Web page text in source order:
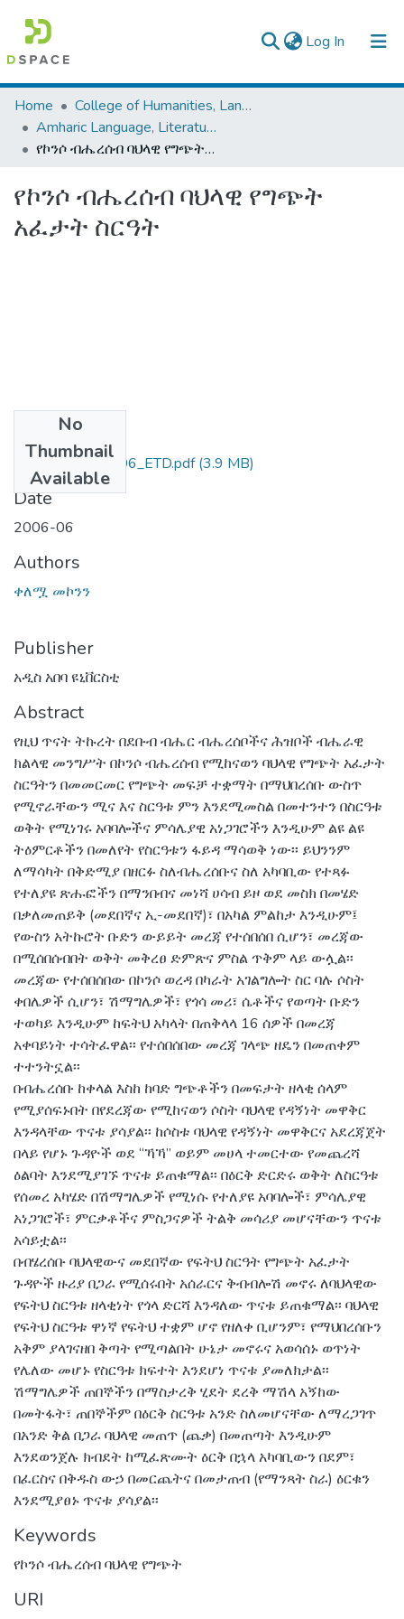
Log In (current)
Colleges, Institutes & Collections
Browse AAU-ETD
Home
College of Humanities, Language Studies, Journalism & Communication
Amharic Language, Literature and Folklore
የኮንሶ ብሔረሰብ ባህላዊ የግጭት አፈታት ስርዓት
የኮንሶ ብሔረሰብ ባህላዊ የግጭት
አፈታት ስርዓት
No
Thumbnail
Available
ቀለሟ_መኮንን_2006_ETD.pdf(3.9 MB)
Date
2006-06
Authors
ቀለሟ መኮንን
Publisher
አዲስ አበባ ዩኒቨርስቲ
Abstract
የዚህ ጥናት ትኩረት በደቡብ ብሔር ብሔረሰቦችና ሕዝቦች ብሔራዊ
ክልላዊ መንግሥት በኮንሶ ብሔረሰብ የሚከናወን ባህላዊ የግጭት አፈታት
ስርዓትን በመመርመር የግጭት መፍቻ ተቋማት በማህበረሰቡ ውስጥ
የሚኖራቸውን ሚና እና ስርዓቱ ምን እንደሚመስል በመተንተን በስርዓቱ
ወቅት የሚነገሩ አባባሎችና ምሳሌያዊ አነጋገሮችን እንዲሁም ልዩ ልዩ
ትዕምርቶችን በመለየት የስርዓቱን ፋይዳ ማሳወቅ ነው፡፡ ይህንንም
ለማሳካት በቅድሚያ በዘርፉ ስለብሔረሰቡና ስለ አካባቢው የተጻፉ
የተለያዩ ጽሑፎችን በማንበብና መነሻ ሀሳብ ይዞ ወደ መስክ በመሄድ
በቃለመጠይቅ (መደበኛና ኢ-መደበኛ)፣ በአካል ምልከታ እንዲሁም፤
የውስን አትኩሮት ቡድን ውይይት መረጃ የተሰበሰበ ሲሆን፣ መረጃው
በሚሰበሰብበት ወቅት መቅረፀ ድምጽና ምስል ጥቅም ላይ ውሏል፡፡
መረጃው የተሰበሰበው በኮንሶ ወረዳ በካራት አገልግሎት ስር ባሉ ሶስት
ቀበሌዎች ሲሆን፣ ሽማግሌዎች፣ የጎሳ መሪ፣ ሴቶችና የወጣት ቡድን
ተወካይ እንዲሁም ከፍትህ አካላት በጠቅላላ 16 ሰዎች በመረጃ
አቀባይነት ተሳትፈዋል፡፡ የተሰበሰበው መረጃ ገላጭ ዘዴን በመጠቀም
ተተንትኗል፡፡
በብሔረሰቡ ከቀላል እስከ ከባድ ግጭቶችን በመፍታት ዘላቂ ሰላም
የሚያሰፍኑበት በየደረጃው የሚከናወን ሶስት ባህላዊ የዳኝነት መዋቅር
እንዳላቸው ጥናቱ ያሳያል፡፡ ከሶስቱ ባህላዊ የዳኝነት መዋቅርና አደረጃጀት
በላይ የሆኑ ጉዳዮች ወደ “ኻኻ” ወይም መሀላ ተመርተው የመጨረሻ
ዕልባት እንደሚያገኙ ጥናቱ ይጠቁማል፡፡ በዕርቅ ድርድሩ ወቅት ለስርዓቱ
የሰመረ አካሄድ በሽማግሌዎች የሚነሱ የተለያዩ አባባሎች፣ ምሳሌያዊ
አነጋገሮች፣ ምርቃቶችና ምስጋናዎች ትልቅ መሳሪያ መሆናቸውን ጥናቱ
አሳይቷል፡፡
በብሄረሰቡ ባህላዊውና መደበኛው የፍትህ ስርዓት የግጭት አፈታት
ጉዳዮች ዙሪያ በጋራ የሚሰሩበት አሰራርና ቅብብሎሽ መኖሩ ለባህላዊው
የፍትህ ስርዓቱ ዘላቂነት የጎላ ድርሻ እንዳለው ጥናቱ ይጠቁማል፡፡ ባህላዊ
የፍትህ ስርዓቱ ዋነኛ የፍትህ ተቋም ሆኖ የዘለቀ ቢሆንም፣ የማህበረሰቡን
አቅም ያላገናዘበ ቅጣት የሚጣልበት ሁኔታ መኖሩና አወሳሰኑ ወጥነት
የሌለው መሆኑ የስርዓቱ ክፍተት እንደሆነ ጥናቱ ያመለክታል፡፡
ሽማግሌዎች ጠበኞችን በማስታረቅ ሂደት ደረቅ ማሽላ አኝከው
በመትፋት፣ ጠበኞችም በዕርቅ ስርዓቱ አንድ ስለመሆናቸው ለማረጋገጥ
በአንድ ቅል በጋራ ባህላዊ መጠጥ (ጨቃ) በመጠጣት እንዲሁም
እንደወንጀሉ ክብደት ከሚፈጽሙት ዕርቅ በኋላ አካባቢውን በደም፣
በፈርስና በቅዱስ ውኃ በመርጨትና በመታጠብ (የማንጻት ስራ) ዕርቁን
እንደሚያፀኑ ጥናቱ ያሳያል፡፡
Keywords
የኮንሶ ብሔረሰብ ባህላዊ የግጭት
URI